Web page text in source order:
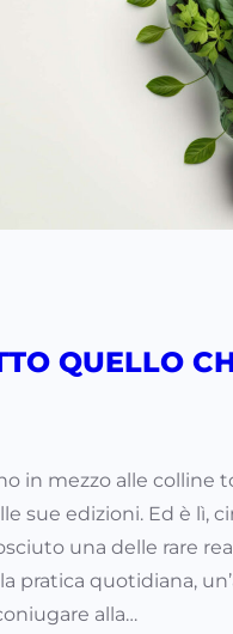
QUELLO
in mezzo alle colline
sue edizioni. Ed è lì,
una delle rare
pratica quotidiana,
alla…